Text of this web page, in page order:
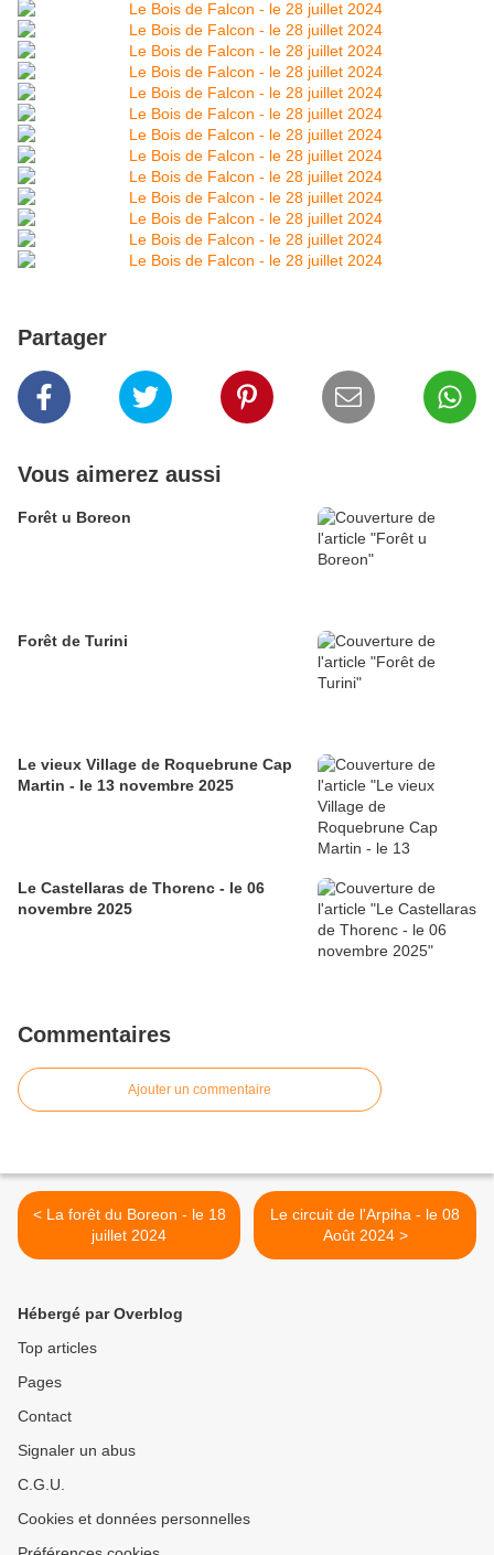
Partager
Vous aimerez aussi
Forêt u Boreon
Forêt de Turini
Le vieux Village de Roquebrune Cap
Martin - le 13 novembre 2025
Le Castellaras de Thorenc - le 06
novembre 2025
Commentaires
Ajouter un commentaire
< La forêt du Boreon - le 18
juillet 2024
Le circuit de l'Arpiha - le 08
Août 2024 >
Hébergé par Overblog
Top articles
Pages
Contact
Signaler un abus
C.G.U.
Cookies et données personnelles